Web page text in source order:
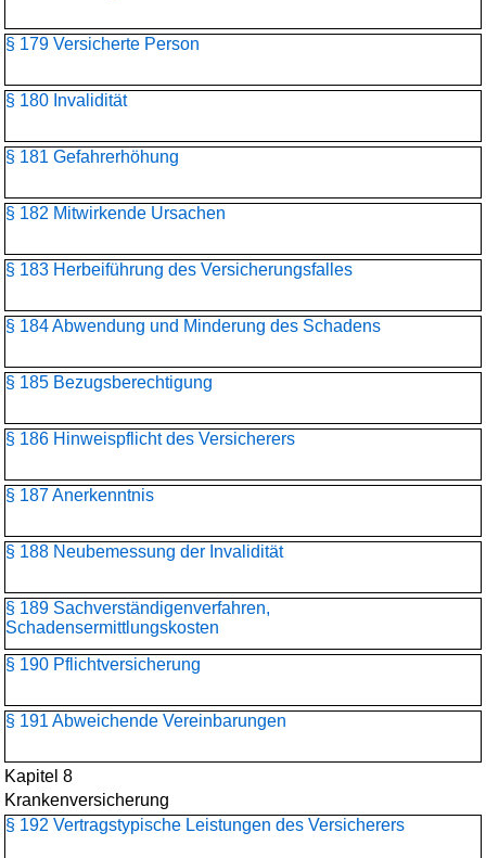
§ 179 Versicherte Person
§ 180 Invalidität
§ 181 Gefahrerhöhung
§ 182 Mitwirkende Ursachen
§ 183 Herbeiführung des Versicherungsfalles
§ 184 Abwendung und Minderung des Schadens
§ 185 Bezugsberechtigung
§ 186 Hinweispflicht des Versicherers
§ 187 Anerkenntnis
§ 188 Neubemessung der Invalidität
§ 189 Sachverständigenverfahren,
Schadensermittlungskosten
§ 190 Pflichtversicherung
§ 191 Abweichende Vereinbarungen
Kapitel 8
Krankenversicherung
§ 192 Vertragstypische Leistungen des Versicherers